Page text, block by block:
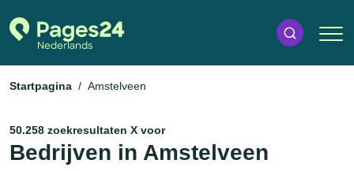
Startpagina Amstelveen
50.258 zoekresultaten X voor
Bedrijven in Amstelveen